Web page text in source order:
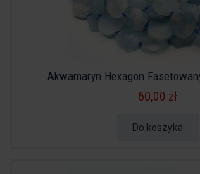
Akwamaryn Hexagon
60,00 zł
Do koszyka